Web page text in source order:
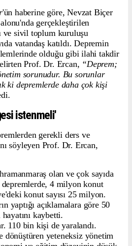
'ün haberine göre, Nevzat Biçer
gerçekleştirilen
ve sivil toplum kuruluşu
vatandaş katıldı. Depremin
olduğu gibi ilahi takdir
Prof. Dr. Ercan, “Deprem;
sorunudur. Bu sorunlar
ki depremlerde daha çok kişi
istenmeli'
gerekli ders ve
söyleyen Prof. Dr. Ercan,
olan ve çok sayıda
4 milyon konut
konut sayısı 25 milyon.
yaptığı açıklamalara göre 50
kaybetti.
110 bin kişi de yaralandı.
dönüştüren yeteneksiz yönetim